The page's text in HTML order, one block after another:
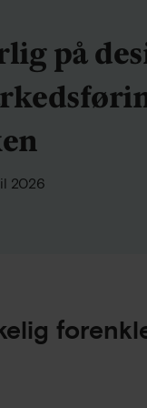
på
2026